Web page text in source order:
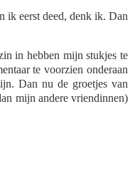
ik eerst deed, denk ik. Dan
in hebben mijn stukjes te
te voorzien onderaan
Dan nu de groetjes van
mijn andere vriendinnen)